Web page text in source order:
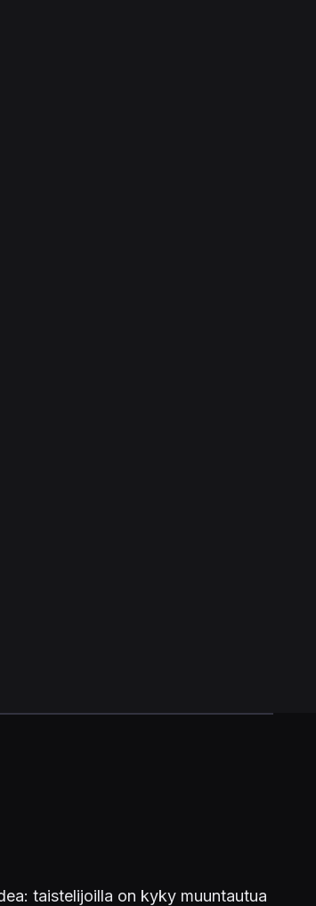
taistelijoilla on kyky muuntautua